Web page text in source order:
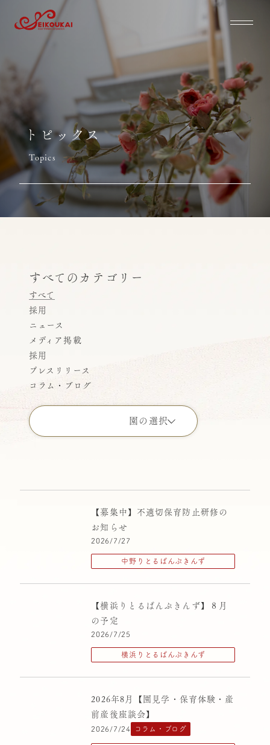
トピックス
Topics
すべてのカテゴリー
すべて
採用
ニュース
メディア掲載
採用
プレスリリース
コラム・ブログ
園の選択
こどもの園りとるぱんぷきんず
ばにらびぃんず横浜
ばにらびぃんず高円寺
中央区立十思保育園
大塚りとるぱんぷきんず
横浜りとるぱんぷきんず
清高りとるぱんぷきんず
西原りとるぱんぷきんず
高円寺りとるぱんぷきんず
【募集中】不適切保育防止研修の
お知らせ
2026/7/27
中野りとるぱんぷきんず
【横浜りとるぱんぷきんず】８月
の予定
2026/7/25
横浜りとるぱんぷきんず
2026年8月【園見学・保育体験・産
前産後座談会】
2026/7/24 コラム・ブログ